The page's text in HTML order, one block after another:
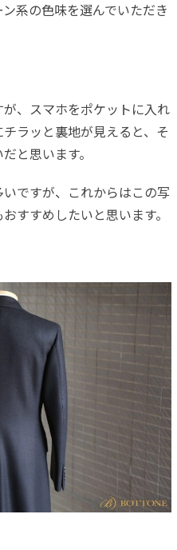
系の色味を選んでいただき
、スマホをポケットに入れ
ラッと裏地が見えると、そ
と思います。
ですが、これからはこの写
すすめしたいと思います。